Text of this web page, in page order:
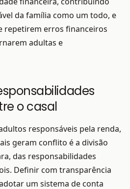
da família como um todo, e
repetirem erros financeiros
adultas e
o casal
responsáveis pela renda,
geram conflito é a divisão
das responsabilidades
Definir com transparência
um sistema de conta